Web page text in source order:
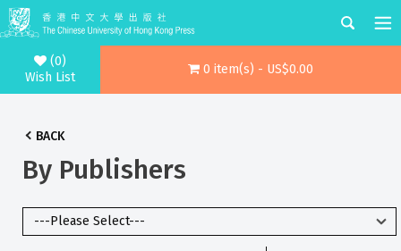
(0)
Wish List
0 item(s) - US$0.00
BACK
By Publishers